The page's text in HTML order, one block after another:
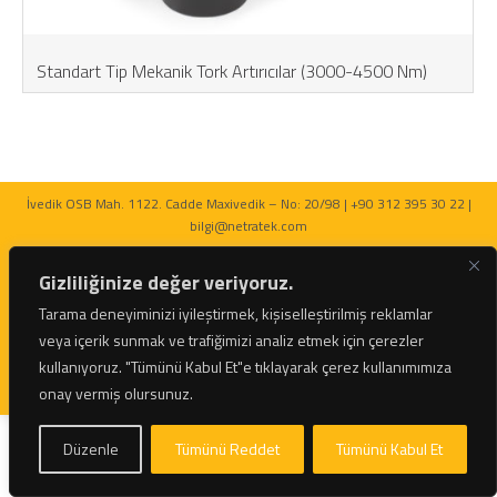
Gizliliğinize değer veriyoruz.
Tarama deneyiminizi iyileştirmek, kişiselleştirilmiş reklamlar
veya içerik sunmak ve trafiğimizi analiz etmek için çerezler
kullanıyoruz. "Tümünü Kabul Et"e tıklayarak çerez kullanımımıza
onay vermiş olursunuz.
Düzenle Tümünü Reddet Tümünü Kabul Et
Standart Tip Mekanik Tork Artırıcılar (3000-4500 Nm)
İvedik OSB Mah. 1122. Cadde Maxivedik – No: 20/98 | +90 312 395 30 22 |
bilgi@netratek.com
© 2026 Netratek - Tork Anahtarları ve Hidrolik Krikolar Tüm Hakları Saklıdır.